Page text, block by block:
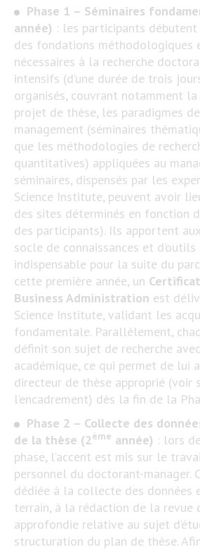
Phase 1 – Séminaires
année) : les participants débutent
des fondations méthodologiques
nécessaires à la recherche
intensifs (d’une durée de trois
organisés, couvrant notamment la
projet de thèse, les paradigmes
management (séminaires
que les méthodologies de
quantitatives) appliquées au
séminaires, dispensés par les
Science Institute, peuvent avoir
des sites déterminés en fonction
des participants). Ils apportent
socle de connaissances et d’outils
indispensable pour la suite du
cette première année, un
Business Administration est
Science Institute, validant les
fondamentale​. Parallèlement,
définit son sujet de recherche avec
académique, ce qui permet de lui
directeur de thèse approprié (voir
l’encadrement) dès la fin de la
Phase 2 – Collecte des
de la thèse (2ème année) : lors
phase, l’accent est mis sur le
personnel du doctorant-manager.
dédiée à la collecte des données
terrain, à la rédaction de la
approfondie relative au sujet
structuration du plan de thèse​.